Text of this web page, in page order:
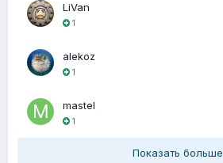
LiVan
1
alekoz
1
mastel
1
Показать больше